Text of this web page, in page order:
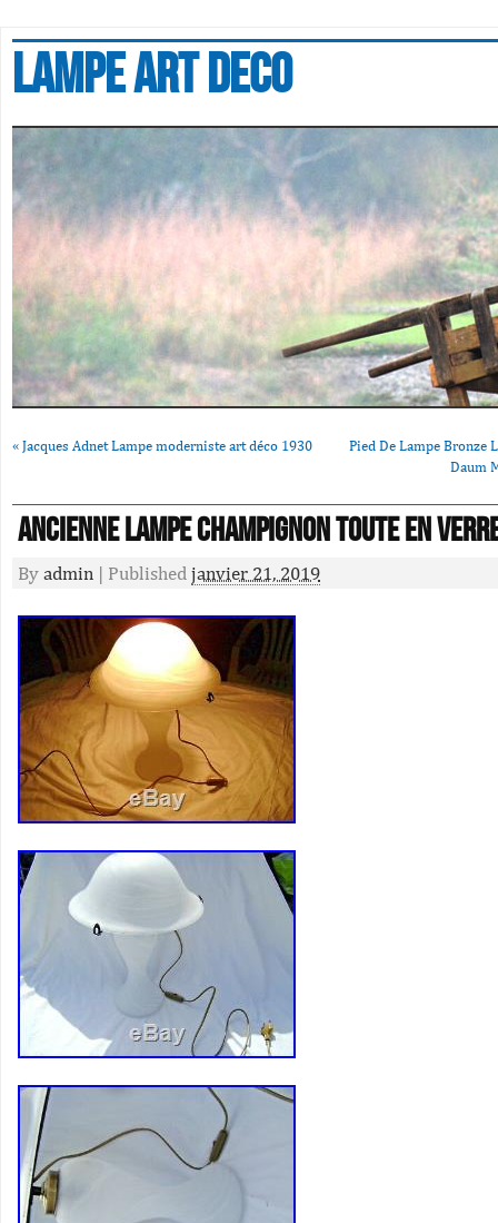
Lampe art deco
« Jacques Adnet Lampe moderniste art déco 1930
Pied De Lampe Bronze
Daum
ANCIENNE LAMPE CHAMPIGNON TOUTE EN
By admin | Published janvier 21, 2019